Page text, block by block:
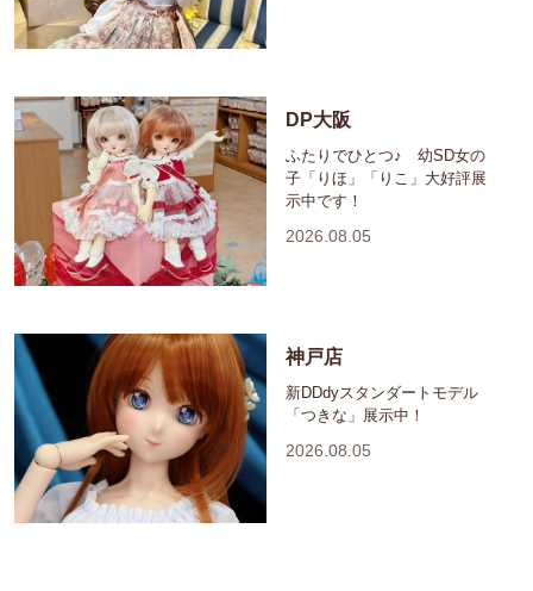
DP大阪
ふたりでひとつ♪ 幼SD女の
子「りほ」「りこ」大好評展
示中です！
2026.08.05
神戸店
新DDdyスタンダートモデル
「つきな」展示中！
2026.08.05